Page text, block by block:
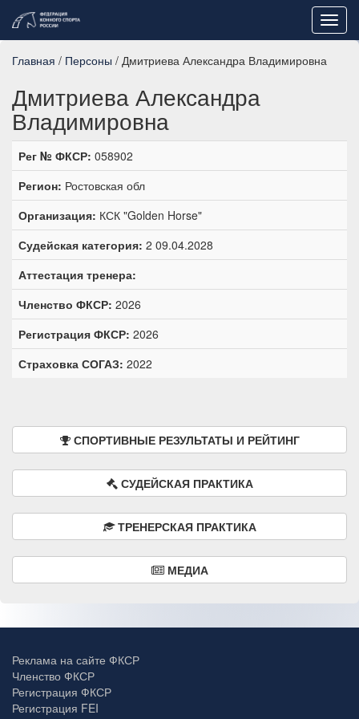
Главная / Персоны / Дмитриева Александра Владимировна
Дмитриева Александра
Владимировна
Рег № ФКСР: 058902
Регион: Ростовская обл
Организация: КСК "Golden Horse"
Судейская категория: 2 09.04.2028
Аттестация тренера:
Членство ФКСР: 2026
Регистрация ФКСР: 2026
Страховка СОГАЗ: 2022
СПОРТИВНЫЕ РЕЗУЛЬТАТЫ И РЕЙТИНГ
СУДЕЙСКАЯ ПРАКТИКА
ТРЕНЕРСКАЯ ПРАКТИКА
МЕДИА
Реклама на сайте ФКСР
Членство ФКСР
Регистрация ФКСР
Регистрация FEI